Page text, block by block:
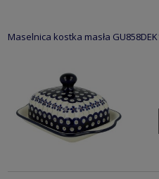
Maselnica kostka masła